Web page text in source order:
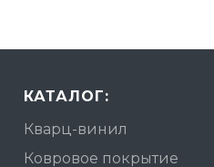
КАТАЛОГ:
Кварц-винил
Ковровое покрытие